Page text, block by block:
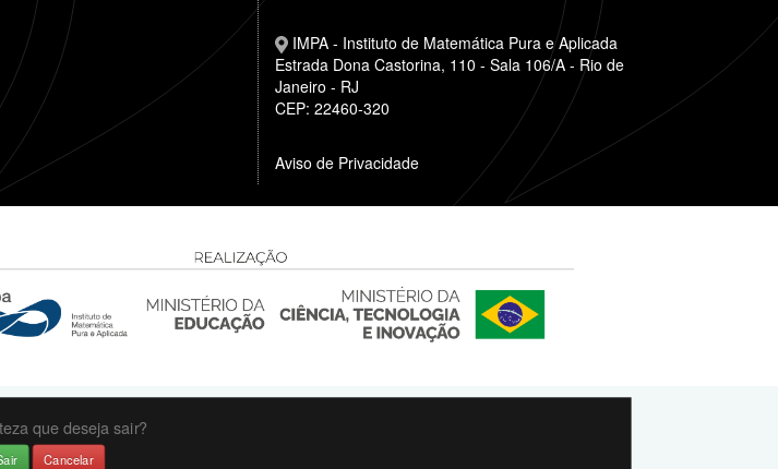
IMPA - Instituto de Matemática Pura e Aplicada
Estrada Dona Castorina, 110 - Sala 106/A - Rio de
Janeiro - RJ
CEP: 22460-320
Aviso de Privacidade
que deseja sair?
Cancelar